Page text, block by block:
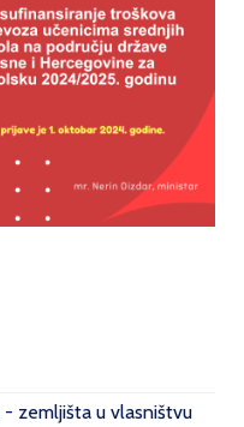
- zemljišta u vlasništvu